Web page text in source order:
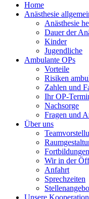
Home
Anästhesie
Anästhesie
Dauer der
Kinder
Jugendliche
Ambulante OPs
Vorteile
Risiken
Zahlen und
Ihr OP-
Nachsorge
Fragen und
Über uns
Wir in der
Anfahrt
Sprechzeiten
Unsere